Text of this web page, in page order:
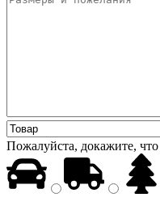
Пожалуйста, докажите,